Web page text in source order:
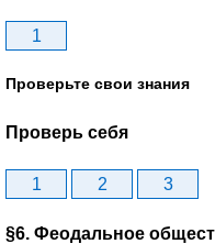
1
Проверьте свои знания
Проверь себя
1 2 3
§6. Феодальное